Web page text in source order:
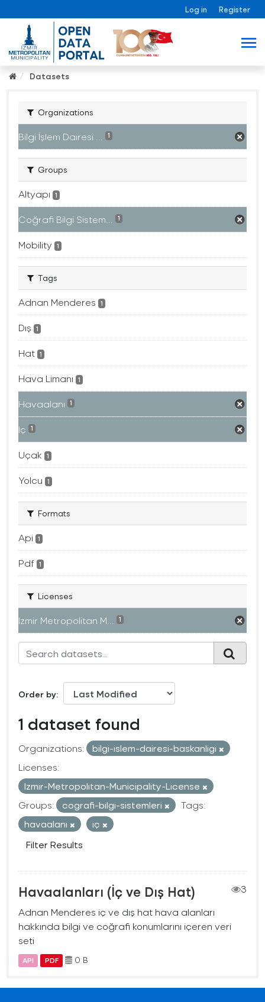
Log in Register
Datasets
Organizations
Bilgi İşlem Dairesi ... 1
Groups
Altyapı 1
Coğrafi Bilgi Sistem... 1
Mobility 1
Tags
Adnan Menderes 1
Dış 1
Hat 1
Hava Limanı 1
Havaalanı 1
Iç 1
Uçak 1
Yolcu 1
Formats
Api 1
Pdf 1
Licenses
Izmir Metropolitan M... 1
Order by
1 dataset found
Organizations:
bilgi-islem-dairesi-baskanligi
Licenses:
Izmir-Metropolitan-Municipality-License
Groups:
cografi-bilgi-sistemleri
Tags:
havaalanı
iç
Filter Results
Havaalanları (İç ve Dış Hat)
3
Adnan Menderes iç ve dış hat hava alanları
hakkında bilgi ve coğrafi konumlarını içeren veri
seti
API PDF 0 B